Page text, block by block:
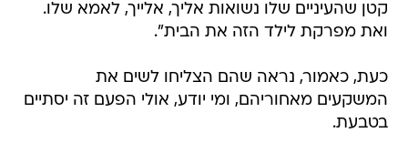
קטן שהעיניים שלו נשואות אליך, אלייך, לאמא שלו.
ואת מפרקת לילד הזה את הבית".
כעת, כאמור, נראה שהם הצליחו לשים את
המשקעים מאחוריהם, ומי יודע, אולי הפעם זה יסתיים
בטבעת.